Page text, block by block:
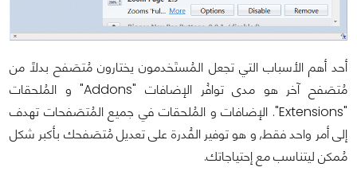
أحد أهم الأسباب التي تجعل المُستَخدمون يختارون مُتصَفح بدلاً من
مُتصَفح آخر هو مدى توافُر الإضافات "Addons" و المُلحقات
"Extensions". الإضافات و المُلحقات في جميع المُتصَفحات تهدف
إلى أمر واحد فقط, و هو توفير القُدرة على تعديل مُتصَفحك بأكبر شكل
مُمكن ليتناسب مع إحتياجاتك.